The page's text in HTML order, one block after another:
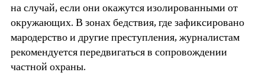
на случай, если они окажутся изолированными от
окружающих. В зонах бедствия, где зафиксировано
мародерство и другие преступления, журналистам
рекомендуется передвигаться в сопровождении
частной охраны.